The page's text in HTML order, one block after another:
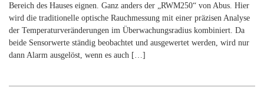
Bereich des Hauses eignen. Ganz anders der „RWM250“ von Abus. Hier
wird die traditionelle optische Rauchmessung mit einer präzisen Analyse
der Temperaturveränderungen im Überwachungsradius kombiniert. Da
beide Sensorwerte ständig beobachtet und ausgewertet werden, wird nur
dann Alarm ausgelöst, wenn es auch […]